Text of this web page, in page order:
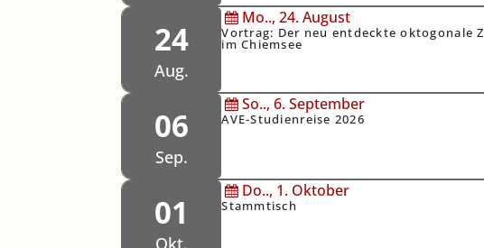
24
Aug.
Mo.., 24.August
Vortrag: Der neu entdeckte oktogonale
im Chiemsee
06
Sep.
So.., 6.September
AVE-Studienreise 2026
01
Okt.
Do.., 1. Oktober
Stammtisch